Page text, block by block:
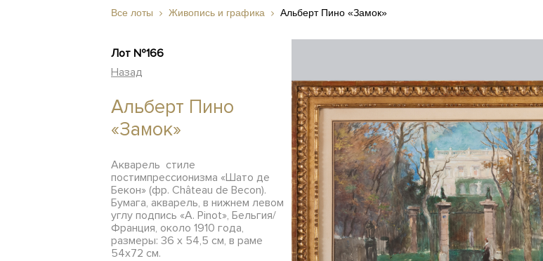
Все лоты Живопись и графика Альберт Пино «Замок»
Лот №166
Назад
Альберт Пино
«Замок»
Акварель стиле
постимпрессионизма «Шато де
Бекон» (фр. Château de Becon).
Бумага, акварель, в нижнем левом
углу подпись «A. Pinot», Бельгия/
Франция, около 1910 года,
размеры: 36 х 54,5 см, в раме
54х72 см.